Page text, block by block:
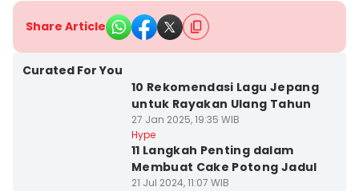
Share Article
Curated For You
10 Rekomendasi Lagu Jepang
untuk Rayakan Ulang Tahun
27 Jan 2025, 19:35 WIB
Hype
11 Langkah Penting dalam
Membuat Cake Potong Jadul
21 Jul 2024, 11:07 WIB